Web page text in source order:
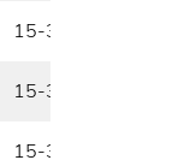
15-30
15-30
15-30